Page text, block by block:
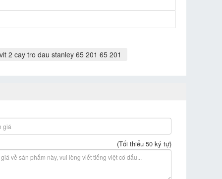
2 cay tro dau stanley 65 201 65 201
(Tối thiểu 50 ký tự)